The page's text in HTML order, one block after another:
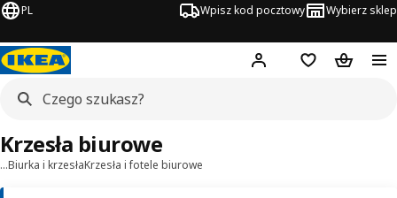
PL Wpisz kod pocztowy Wybierz sklep
Hej! Zaloguj się
Lista zakupowa
Koszyk
…Biurka i krzesłaKrzesła i fotele biurowe
Krzesła biurowe